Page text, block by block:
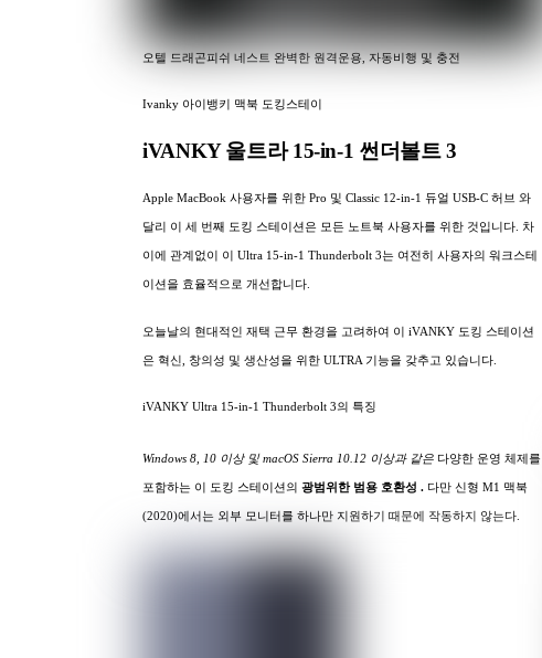
오텔 드래곤피쉬 네스트 완벽한 원격운용, 자동비행 및 충전
Ivanky 아이뱅키 맥북 도킹스테이
iVANKY 울트라 15-in-1 썬더볼트 3
Apple MacBook 사용자를 위한 Pro 및 Classic 12-in-1 듀얼 USB-C 허브 와
달리 이 세 번째 도킹 스테이션은 모든 노트북 사용자를 위한 것입니다. 차
이에 관계없이 이 Ultra 15-in-1 Thunderbolt 3는 여전히 사용자의 워크스테
이션을 효율적으로 개선합니다.
오늘날의 현대적인 재택 근무 환경을 고려하여 이 iVANKY 도킹 스테이션
은 혁신, 창의성 및 생산성을 위한 ULTRA 기능을 갖추고 있습니다.
iVANKY Ultra 15-in-1 Thunderbolt 3의 특징
Windows 8, 10 이상 및 macOS Sierra 10.12 이상과 같은 다양한 운영 체제를
포함하는 이 도킹 스테이션의광범위한 범용 호환성 . 다만 신형 M1 맥북
(2020)에서는 외부 모니터를 하나만 지원하기 때문에 작동하지 않는다.